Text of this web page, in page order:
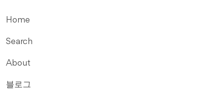
Home
Search
About
블로그